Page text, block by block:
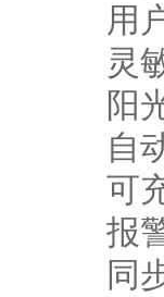
用
灵
阳
自
可
报
同